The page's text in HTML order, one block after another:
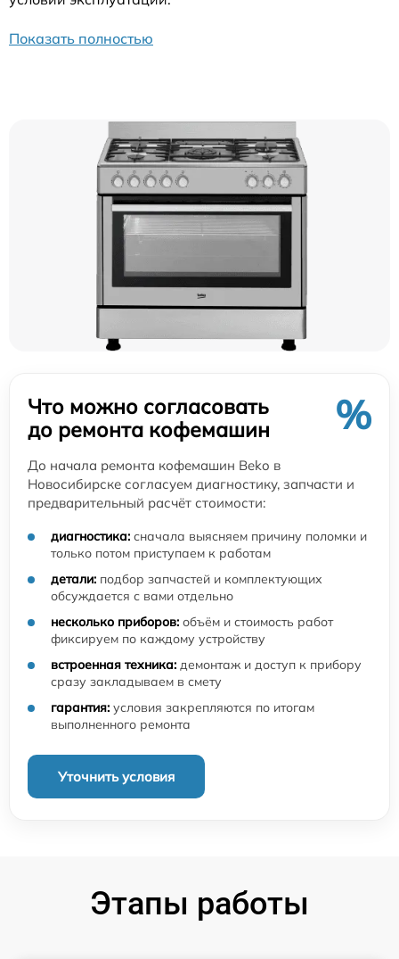
Показать полностью
Что можно согласовать
до ремонта кофемашин
%
До начала ремонта кофемашин Beko в
Новосибирске согласуем диагностику, запчасти и
предварительный расчёт стоимости:
диагностика: сначала выясняем причину поломки и
только потом приступаем к работам
детали: подбор запчастей и комплектующих
обсуждается с вами отдельно
несколько приборов: объём и стоимость работ
фиксируем по каждому устройству
встроенная техника: демонтаж и доступ к прибору
сразу закладываем в смету
гарантия: условия закрепляются по итогам
выполненного ремонта
Уточнить условия
Этапы работы